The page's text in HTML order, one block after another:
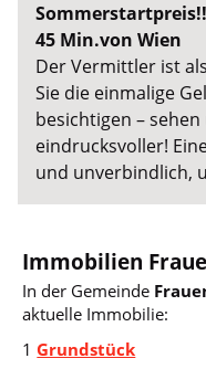
45 Min.von Wien
Der Vermittler ist
Sie die einmalige
besichtigen –
eindrucksvoller!
und unverbindlich,
Immobilien
In der Gemeinde
aktuelle Immobilie:
1Grundstück